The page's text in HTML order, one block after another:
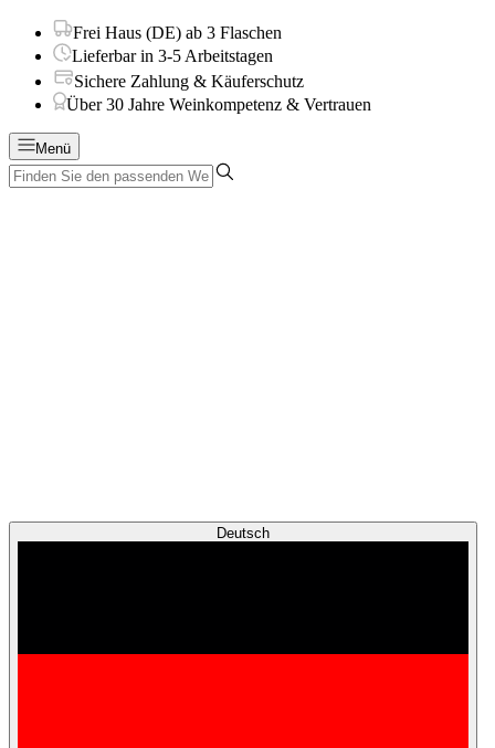
Frei Haus (DE) ab 3 Flaschen
Lieferbar in 3-5 Arbeitstagen
Sichere Zahlung & Käuferschutz
Über 30 Jahre Weinkompetenz & Vertrauen
Menü
Deutsch